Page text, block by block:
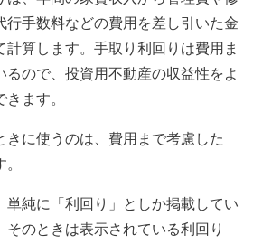
行手数料などの費用を差し引いた金
計算します。手取り利回りは費用ま
るので、投資用不動産の収益性をよ
ます。
きに使うのは、費用まで考慮した
単純に「利回り」としか掲載してい
そのときは表示されている利回り